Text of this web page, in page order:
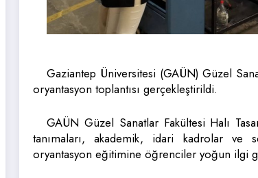
Gaziantep Üniversitesi (GAÜN) Güzel
oryantasyon toplantısı gerçekleştirildi.
GAÜN Güzel Sanatlar Fakültesi Halı
tanımaları, akademik, idari kadrolar ve
oryantasyon eğitimine öğrenciler yoğun ilgi